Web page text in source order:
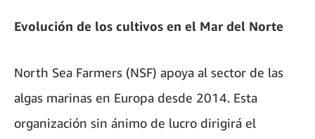
Evolución de los cultivos en el Mar del Norte
North Sea Farmers (NSF) apoya al sector de las
algas marinas en Europa desde 2014. Esta
organización sin ánimo de lucro dirigirá el